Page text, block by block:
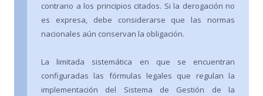
contrario a los principios citados. Si la derogación no
es expresa, debe considerarse que las normas
nacionales aún conservan la obligación.
La limitada sistemática en que se encuentran
configuradas las fórmulas legales que regulan la
implementación del Sistema de Gestión de la